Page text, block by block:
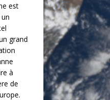
est
grand
à
de